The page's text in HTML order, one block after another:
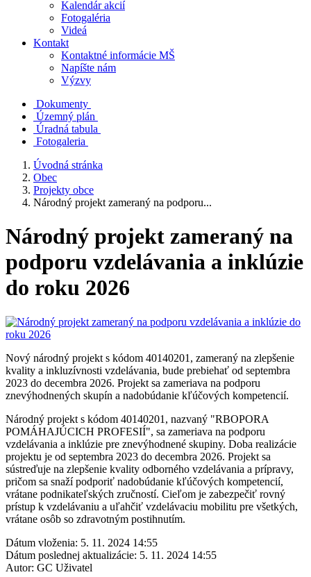
Kalendár akcií
Fotogaléria
Videá
Kontakt
Kontaktné informácie MŠ
Napíšte nám
Výzvy
Dokumenty
Územný plán
Úradná tabula
Fotogaleria
Úvodná stránka
Obec
Projekty obce
Národný projekt zameraný na podporu...
Národný projekt zameraný na
podporu vzdelávania a inklúzie
do roku 2026
Nový národný projekt s kódom 40140201, zameraný na zlepšenie
kvality a inkluzívnosti vzdelávania, bude prebiehať od septembra
2023 do decembra 2026. Projekt sa zameriava na podporu
znevýhodnených skupín a nadobúdanie kľúčových kompetencií.
Národný projekt s kódom 40140201, nazvaný "RBOPORA
POMÁHAJÚCICH PROFESIÍ", sa zameriava na podporu
vzdelávania a inklúzie pre znevýhodnené skupiny. Doba realizácie
projektu je od septembra 2023 do decembra 2026. Projekt sa
sústreďuje na zlepšenie kvality odborného vzdelávania a prípravy,
pričom sa snaží podporiť nadobúdanie kľúčových kompetencií,
vrátane podnikateľských zručností. Cieľom je zabezpečiť rovný
prístup k vzdelávaniu a uľahčiť vzdelávaciu mobilitu pre všetkých,
vrátane osôb so zdravotným postihnutím.
Dátum vloženia: 5. 11. 2024 14:55
Dátum poslednej aktualizácie: 5. 11. 2024 14:55
Autor: GC Uživatel